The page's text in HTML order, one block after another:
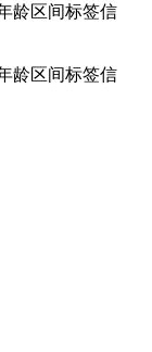
龄区间标签信
龄区间标签信